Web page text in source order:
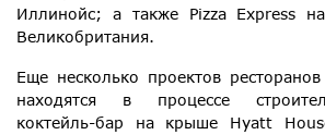
Иллинойс; а также Pizza Express
Великобритания.
Еще несколько проектов
находятся в процессе
коктейль-бар на крыше Hyatt